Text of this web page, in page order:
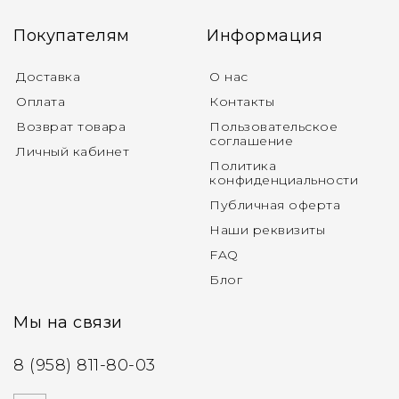
Покупателям
Доставка
Оплата
Возврат товара
Личный кабинет
Информация
О нас
Контакты
Пользовательское
соглашение
Политика
конфиденциальности
Публичная оферта
Наши реквизиты
FAQ
Блог
Мы на связи
8 (958) 811-80-03